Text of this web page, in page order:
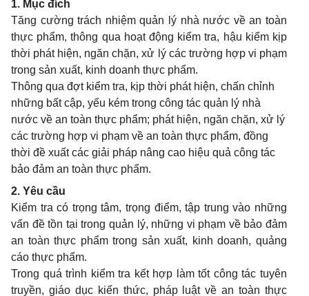
1. Mục đích
Tăng cường trách nhiệm quản lý nhà nước về an toàn
thực phẩm, thông qua hoạt động kiểm tra, hậu kiểm kịp
thời phát hiện, ngăn chặn, xử lý các trường hợp vi phạm
trong sản xuất, kinh doanh thực phẩm.
Thông qua đợt kiểm tra, kịp thời phát hiện, chấn chỉnh
những bất cập, yếu kém trong công tác quản lý nhà
nước về an toàn thực phẩm; phát hiện, ngăn chặn, xử lý
các trường hợp vi phạm về an toàn thực phẩm, đồng
thời đề xuất các giải pháp nâng cao hiệu quả công tác
bảo đảm an toàn thực phẩm.
2. Yêu cầu
Kiểm tra có trọng tâm, trọng điểm, tập trung vào những
vấn đề tồn tại trong quản lý, những vi phạm về bảo đảm
an toàn thực phẩm trong sản xuất, kinh doanh, quảng
cáo thực phẩm.
Trong quá trình kiểm tra kết hợp làm tốt công tác tuyên
truyền, giáo dục kiến thức, pháp luật về an toàn thực